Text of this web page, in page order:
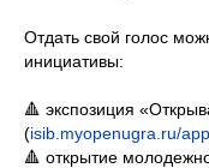
Отдать свой голос
инициативы:
🔺 экспозиция
(isib.myopenugra.ru/
🔺 открытие